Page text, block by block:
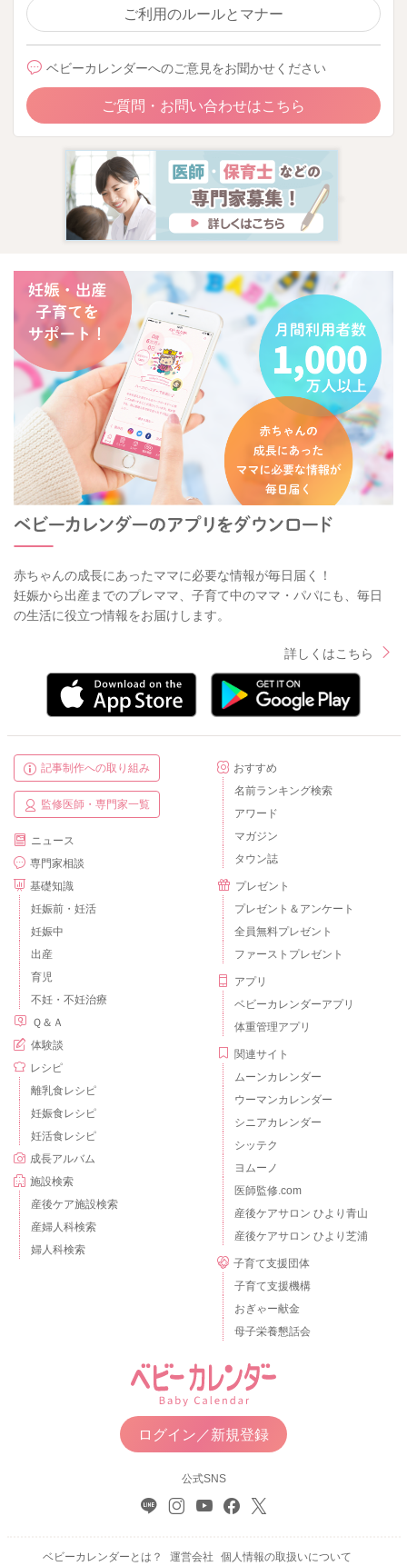
ご利用のルールとマナー
ベビーカレンダーへのご意見をお聞かせください
ご質問・お問い合わせはこちら
赤ちゃんの成長にあったママに必要な情報が毎日届く！
妊娠から出産までのプレママ、子育て中のママ・パパにも、毎日
の生活に役立つ情報をお届けします。
詳しくはこちら
記事制作への取り組み
監修医師・専門家一覧
ニュース
専門家相談
基礎知識
妊娠前・妊活
妊娠中
出産
育児
不妊・不妊治療
Ｑ＆Ａ
体験談
レシピ
離乳食レシピ
妊娠食レシピ
妊活食レシピ
成長アルバム
施設検索
産後ケア施設検索
産婦人科検索
婦人科検索
おすすめ
名前ランキング検索
アワード
マガジン
タウン誌
プレゼント
プレゼント＆アンケート
全員無料プレゼント
ファーストプレゼント
アプリ
ベビーカレンダーアプリ
体重管理アプリ
関連サイト
ムーンカレンダー
ウーマンカレンダー
シニアカレンダー
シッテク
ヨムーノ
医師監修.com
産後ケアサロン ひより青山
産後ケアサロン ひより芝浦
子育て支援団体
子育て支援機構
おぎゃー献金
母子栄養懇話会
ログイン／新規登録
公式SNS
ベビーカレンダーとは？ 運営会社 個人情報の取扱いについて